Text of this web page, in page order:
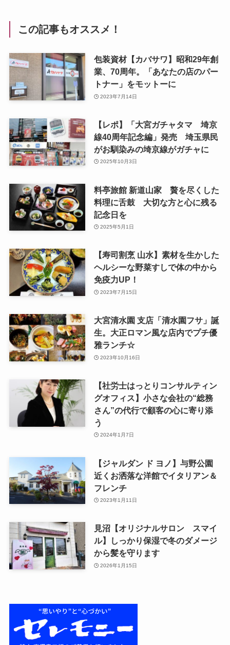
この記事もオススメ！
包装資材【カバサワ】昭和29年創
業、70周年。「あなたの店のパー
トナー」をモットーに
2023年7月14日
【レポ】「大宮ガチャタマ 埼京
線40周年記念編」発売 埼玉県民
がお馴染みの埼京線がガチャに
2025年10月3日
料亭旅館 新道山家 贅を尽くした
料理に舌鼓 大切な方と心に残る
記念日を
2025年5月1日
【寿司割烹 山水】素材を生かした
ヘルシーな野菜すしで体の中から
免疫力UP！
2023年7月15日
大宮清水園 支店「清水園フサ」誕
生。大正ロマン風な店内でプチ優
雅ランチ☆
2023年10月16日
【社労士はっとりコンサルティン
グオフィス】小さな会社の“総務
さん”の代行で顧客の心に寄り添
う
2024年1月7日
【ジャルダン ド ヨノ】与野公園
近くお洒落な洋館でイタリアン＆
フレンチ
2023年1月11日
見沼【オリジナルサロン スマイ
ル】しっかり保湿で冬のダメージ
から髪を守ります
2026年1月15日